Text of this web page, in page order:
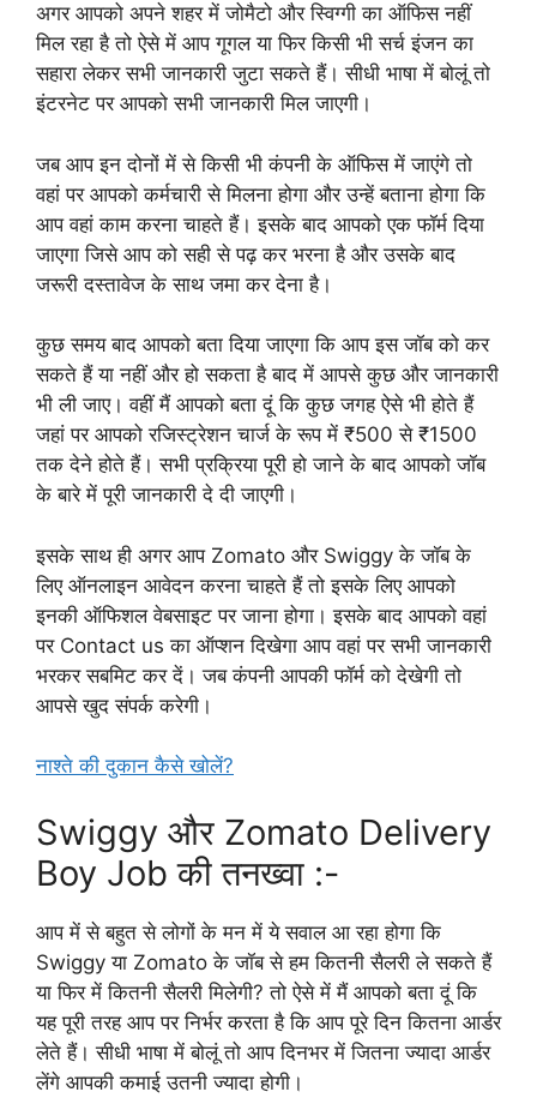
अगर आपको अपने शहर में जोमैटो और स्विग्गी का ऑफिस नहीं
मिल रहा है तो ऐसे में आप गूगल या फिर किसी भी सर्च इंजन का
सहारा लेकर सभी जानकारी जुटा सकते हैं। सीधी भाषा में बोलूं तो
इंटरनेट पर आपको सभी जानकारी मिल जाएगी।
जब आप इन दोनों में से किसी भी कंपनी के ऑफिस में जाएंगे तो
वहां पर आपको कर्मचारी से मिलना होगा और उन्हें बताना होगा कि
आप वहां काम करना चाहते हैं। इसके बाद आपको एक फॉर्म दिया
जाएगा जिसे आप को सही से पढ़ कर भरना है और उसके बाद
जरूरी दस्तावेज के साथ जमा कर देना है।
कुछ समय बाद आपको बता दिया जाएगा कि आप इस जॉब को कर
सकते हैं या नहीं और हो सकता है बाद में आपसे कुछ और जानकारी
भी ली जाए। वहीं मैं आपको बता दूं कि कुछ जगह ऐसे भी होते हैं
जहां पर आपको रजिस्ट्रेशन चार्ज के रूप में ₹500 से ₹1500
तक देने होते हैं। सभी प्रक्रिया पूरी हो जाने के बाद आपको जॉब
के बारे में पूरी जानकारी दे दी जाएगी।
इसके साथ ही अगर आप Zomato और Swiggy के जॉब के
लिए ऑनलाइन आवेदन करना चाहते हैं तो इसके लिए आपको
इनकी ऑफिशल वेबसाइट पर जाना होगा। इसके बाद आपको वहां
पर Contact us का ऑप्शन दिखेगा आप वहां पर सभी जानकारी
भरकर सबमिट कर दें। जब कंपनी आपकी फॉर्म को देखेगी तो
आपसे खुद संपर्क करेगी।
नाश्ते की दुकान कैसे खोलें?
Swiggy और Zomato Delivery
Boy Job की तनख्वा :-
आप में से बहुत से लोगों के मन में ये सवाल आ रहा होगा कि
Swiggy या Zomato के जॉब से हम कितनी सैलरी ले सकते हैं
या फिर में कितनी सैलरी मिलेगी? तो ऐसे में मैं आपको बता दूं कि
यह पूरी तरह आप पर निर्भर करता है कि आप पूरे दिन कितना आर्डर
लेते हैं। सीधी भाषा में बोलूं तो आप दिनभर में जितना ज्यादा आर्डर
लेंगे आपकी कमाई उतनी ज्यादा होगी।